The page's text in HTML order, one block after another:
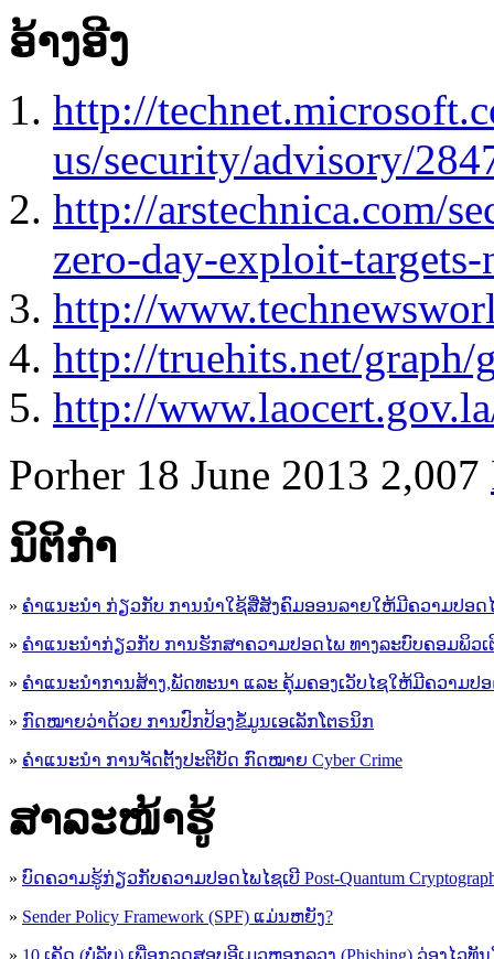
ອ້າງ​ອີງ
http://
us/security/advisory/
http://arstechnica.com/
zero-day-exploit-targets-
http://
http://truehits.net/graph/
http://
Porher 18 June 2013 2,007
ນິ​ຕິ​ກໍາ
» ຄໍາແນະນໍາ ກ່ຽວກັບ ການນໍາໃຊ້ສື່ສັງຄົມອອນລາຍໃຫ້ມີຄວາມປອດ
» ຄຳແນະນຳກ່ຽວກັບ ການຮັກສາຄວາມປອດໄພ ທາງລະບົບຄອມພິວເ
» ຄຳແນະນຳການສ້າງ,ພັດທະນາ ແລະ ຄຸ້ມຄອງເວັບໄຊໃຫ້ມີຄວາມປ
» ກົດໝາຍວ່າດ້ວຍ ການປົກປ້ອງຂໍ້ມູນເອເລັກໂຕຣນິກ
» ຄຳແນະນຳ ການຈັດຕັ້ງປະຕິບັດ ກົດໝາຍ Cyber Crime
ສາລະໜ້າຮູ້
» ບົດຄວາມຮູ້ກ່ຽວກັບຄວາມປອດໄພໄຊເບີ Post-Quantum
» Sender Policy Framework (SPF) ແມ່ນຫຍັງ?
» 10 ເຄັດ (ບໍ່ລັບ) ເພື່ອກວດສອບອີເມວຫຼອກລວງ (Phishing) ວ່ອງໄວທັ